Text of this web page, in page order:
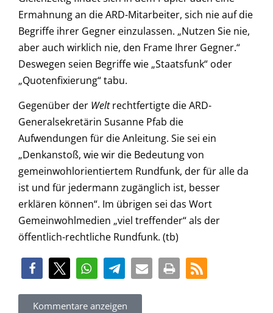
Ermahnung an die ARD-Mitarbeiter, sich nie auf die
Begriffe ihrer Gegner einzulassen. „Nutzen Sie nie,
aber auch wirklich nie, den Frame Ihrer Gegner.“
Deswegen seien Begriffe wie „Staatsfunk“ oder
„Quotenfixierung“ tabu.
Gegenüber der Weltrechtfertigte die ARD-
Generalsekretärin Susanne Pfab die
Aufwendungen für die Anleitung. Sie sei ein
„Denkanstoß, wie wir die Bedeutung von
gemeinwohlorientiertem Rundfunk, der für alle da
ist und für jedermann zugänglich ist, besser
erklären können“. Im übrigen sei das Wort
Gemeinwohlmedien „viel treffender“ als der
öffentlich-rechtliche Rundfunk. (tb)
Kommentare anzeigen